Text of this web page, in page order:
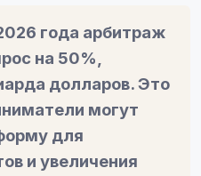
года арбитраж
на 50%,
долларов. Это
могут
для
и увеличения